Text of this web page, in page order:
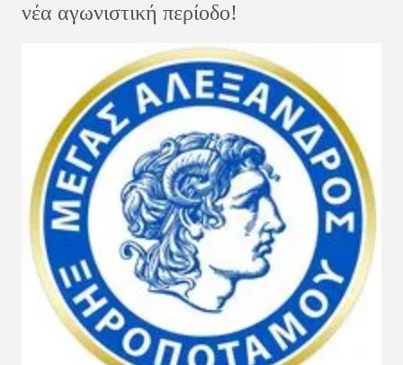
νέα αγωνιστική περίοδο!